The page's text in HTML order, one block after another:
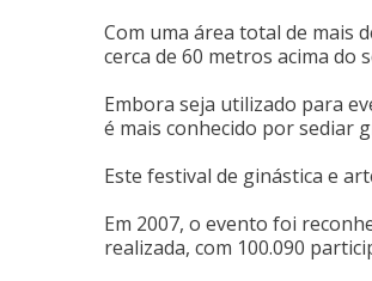
Com uma área total de mais
cerca de 60 metros acima do
Embora seja utilizado para
é mais conhecido por sediar
Este festival de ginástica e
Em 2007, o evento foi
realizada, com 100.090